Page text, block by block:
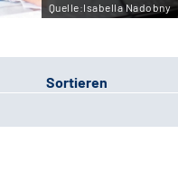
Quelle:Isabella Nadobny
Sortieren